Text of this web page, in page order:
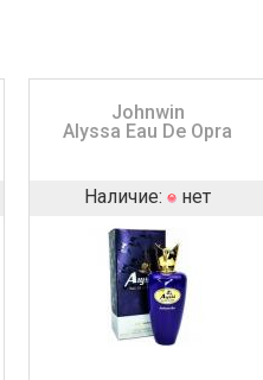
Johnwin
Alyssa Eau De Opra
Наличие: нет